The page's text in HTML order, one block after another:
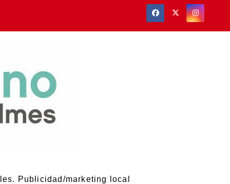
Publicidad/marketing local